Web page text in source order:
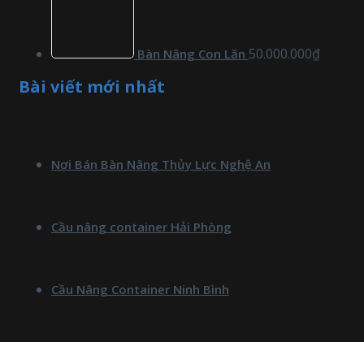
Bàn Nâng Con Lăn 50.000.000₫
Bài viết mới nhất
Nơi Bán Bàn Nâng Thủy Lực Nghệ An
Cầu nâng container Hải Phòng
Cầu Nâng Container Ninh Bình